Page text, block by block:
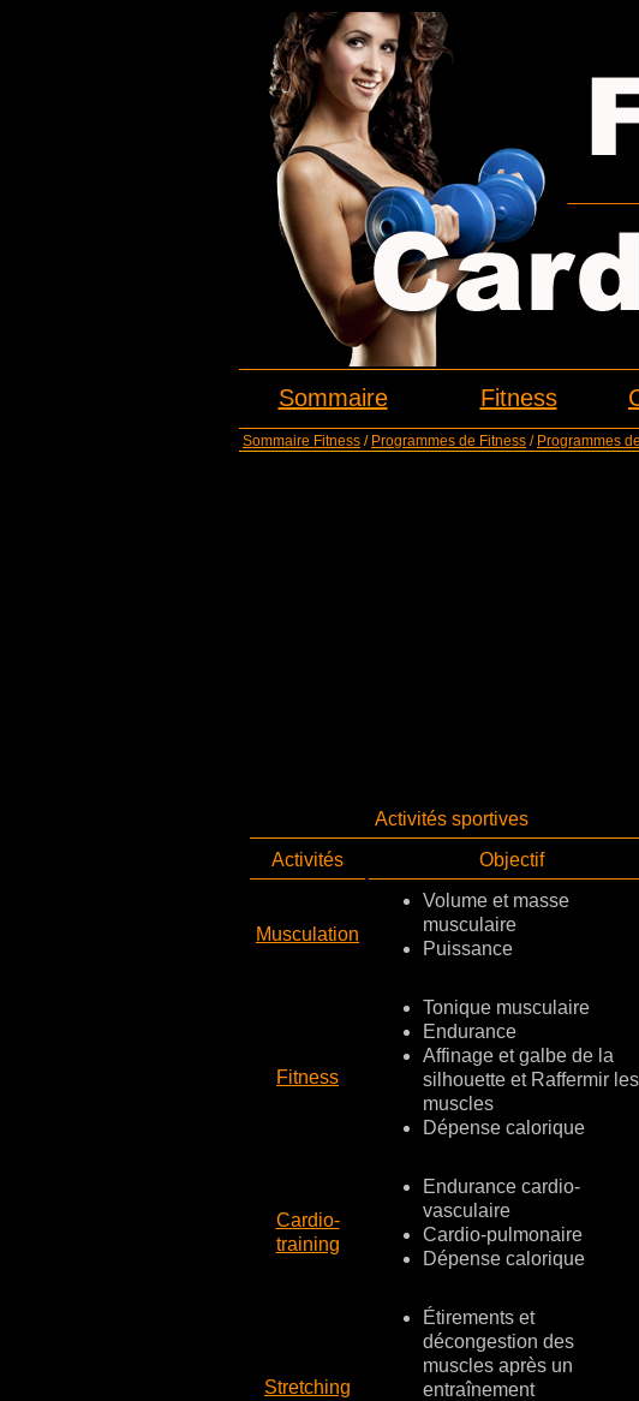
Sommaire Fitness
Sommaire Fitness / Programmes de Fitness / Programmes
Activités sportives
Activités
Objectif
Musculation
Volume et masse
musculaire
Puissance
Fitness
Tonique musculaire
Endurance
Affinage et galbe de la
silhouette et Raffermir les
muscles
Dépense calorique
Cardio-
training
Endurance cardio-
vasculaire
Cardio-pulmonaire
Dépense calorique
Stretching
Étirements et
décongestion des
muscles après un
entraînement